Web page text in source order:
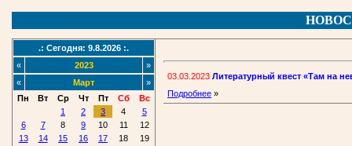
.: Сегодня: 9.8.2026 :.
«
2023
»
«
Март
»
Пн
Вт Ср Чт Пт Сб
Вс
1
2 3 4
5
6
7 8 9 10 11
12
13
14 15 16 17 18
19
03.03.2023 Литературный квест «Там на
Подробнее »